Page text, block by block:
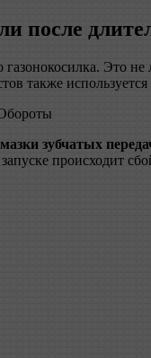
после
газонокосилка. Это
также
зубчатых
происходит